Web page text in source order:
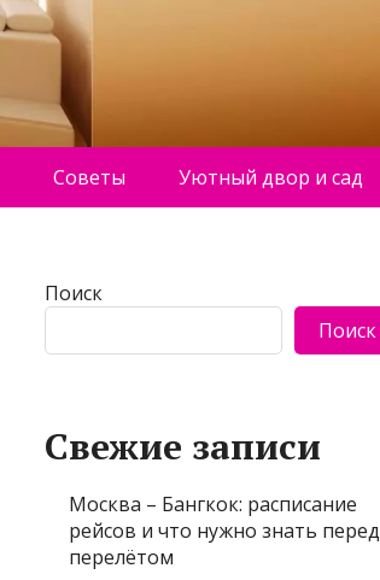
Советы Уютный двор и сад
Поиск
Поиск
Свежие записи
Москва – Бангкок: расписание
рейсов и что нужно знать перед
перелётом